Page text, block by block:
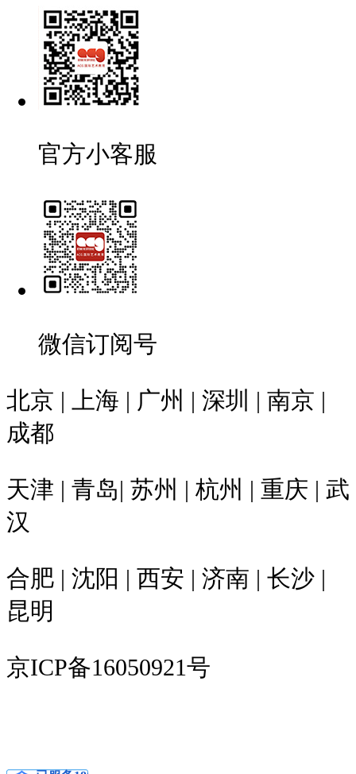
官方小客服
微信订阅号
北京 | 上海 | 广州 | 深圳 | 南京 |
成都
天津 | 青岛| 苏州 | 杭州 | 重庆 | 武
汉
合肥 | 沈阳 | 西安 | 济南 | 长沙 |
昆明
京ICP备16050921号